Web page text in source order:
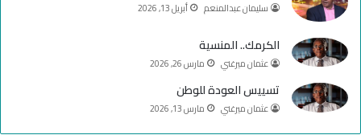
سليمان عبدالمنعم أبريل 13, 2026
الكرمك.. المنسية
عثمان ميرغني مارس 26, 2026
تسييس العودة للوطن
عثمان ميرغني مارس 13, 2026